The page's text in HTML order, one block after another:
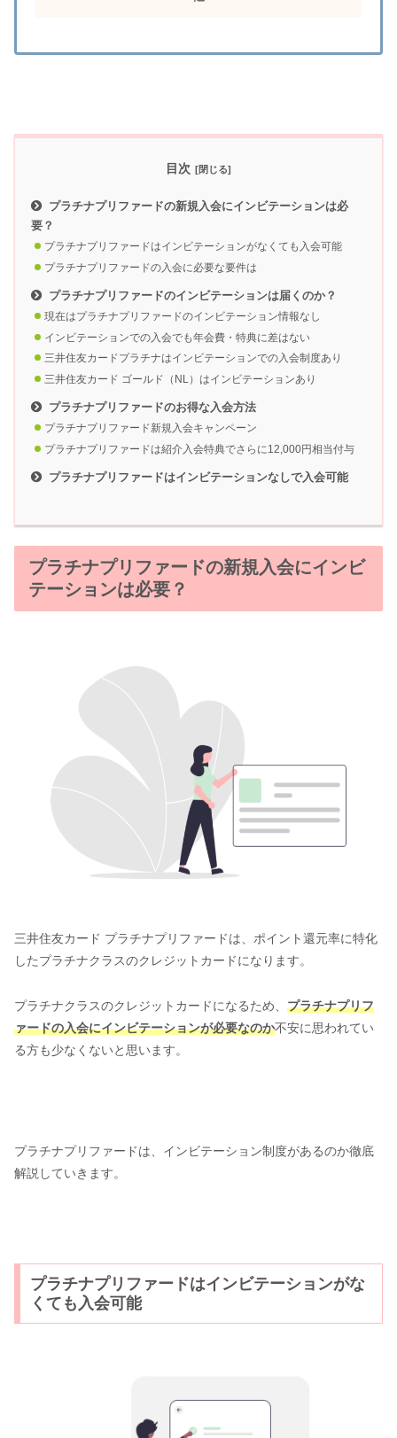
目次
プラチナプリファードの新規入会にインビテーションは必
要？
プラチナプリファードはインビテーションがなくても入会可能
プラチナプリファードの入会に必要な要件は
プラチナプリファードのインビテーションは届くのか？
現在はプラチナプリファードのインビテーション情報なし
インビテーションでの入会でも年会費・特典に差はない
三井住友カードプラチナはインビテーションでの入会制度あり
三井住友カード ゴールド（NL）はインビテーションあり
プラチナプリファードのお得な入会方法
プラチナプリファード新規入会キャンペーン
プラチナプリファードは紹介入会特典でさらに12,000円相当付与
プラチナプリファードはインビテーションなしで入会可能
プラチナプリファードの新規入会にインビ
テーションは必要？
三井住友カード プラチナプリファードは、ポイント還元率に特化
したプラチナクラスのクレジットカードになります。
プラチナクラスのクレジットカードになるため、 プラチナプリフ
ァードの入会にインビテーションが必要なのか不安に思われてい
る方も少なくないと思います。
プラチナプリファードは、インビテーション制度があるのか徹底
解説していきます。
プラチナプリファードはインビテーションがな
くても入会可能